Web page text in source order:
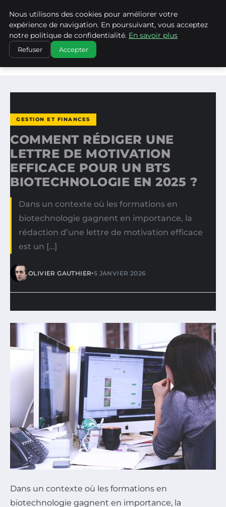
LA VANGUARDIA DEL SUR
ACCUEIL
GESTION ET FINANCES
COMMENT RÉDIGER UNE LETTRE DE MOTIVATION EFFICACE
GESTION ET FINANCES
COMMENT RÉDIGER UNE
LETTRE DE MOTIVATION
EFFICACE POUR UN BTS
BIOTECHNOLOGIE EN 2025 ?
Dans un contexte où les formations en
biotechnologie gagnent en importance, la
rédaction d’une lettre de motivation efficace
est un […]
OLIVIER GAUTHIER•5 JANVIER 2026
Dans un contexte où les formations en
biotechnologie gagnent en importance, la
Nous utilisons des cookies pour améliorer votre
expérience de navigation. En poursuivant, vous acceptez
notre politique de confidentialité. En savoir plus
Refuser Accepter